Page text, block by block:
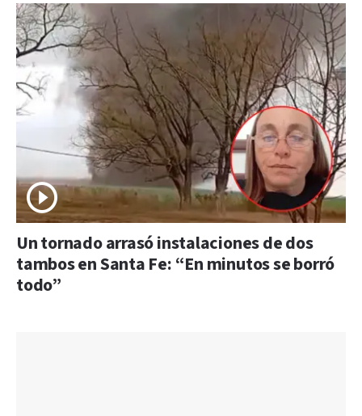
Un tornado arrasó instalaciones de dos
tambos en Santa Fe: “En minutos se borró
todo”